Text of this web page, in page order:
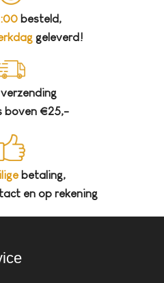
besteld,
geleverd!
verzending
boven €25,-
betaling,
en op rekening